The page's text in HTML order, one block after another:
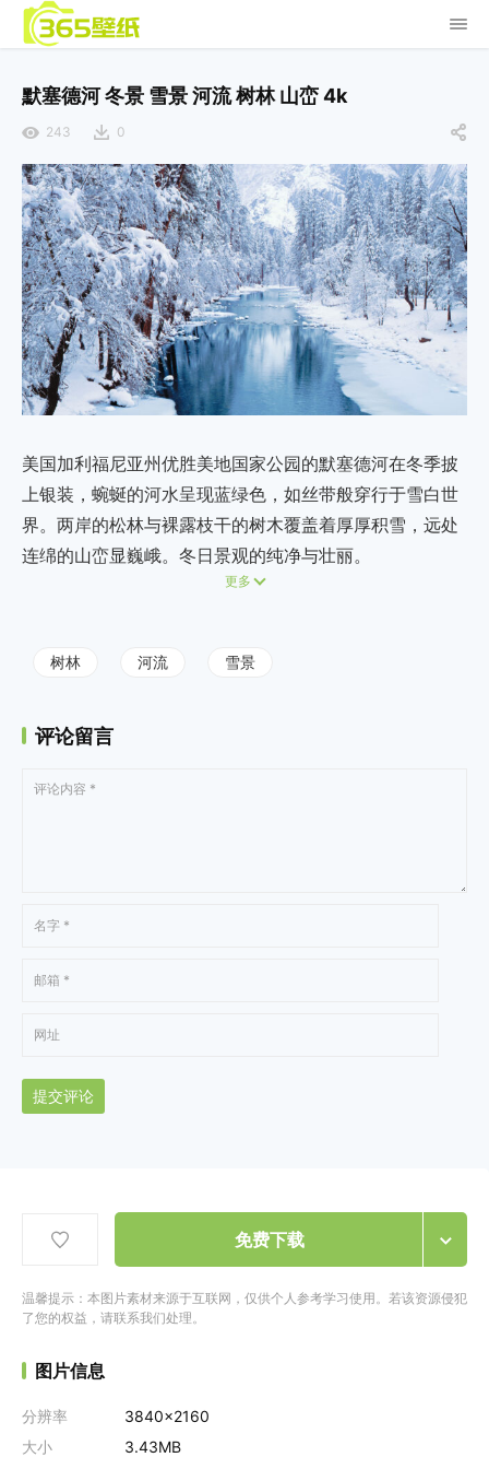
默塞德河 冬景 雪景 河流 树林 山峦 4k
243 0
美国加利福尼亚州优胜美地国家公园的默塞德河在冬季披
上银装，蜿蜒的河水呈现蓝绿色，如丝带般穿行于雪白世
界。两岸的松林与裸露枝干的树木覆盖着厚厚积雪，远处
连绵的山峦显巍峨。冬日景观的纯净与壮丽。
更多
树林 河流 雪景
评论留言
提交评论
免费下载
温馨提示：本图片素材来源于互联网，仅供个人参考学习使用。若该资源侵犯
了您的权益，请联系我们处理。
图片信息
分辨率
3840x2160
大小
3.43MB